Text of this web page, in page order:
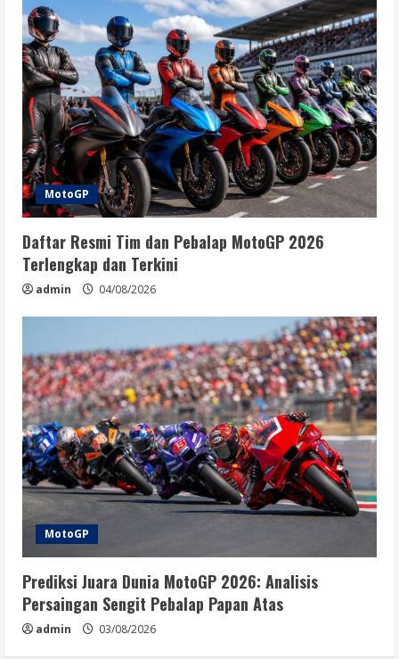
MotoGP
Daftar Resmi Tim dan Pebalap MotoGP 2026
Terlengkap dan Terkini
admin 04/08/2026
MotoGP
Prediksi Juara Dunia MotoGP 2026: Analisis
Persaingan Sengit Pebalap Papan Atas
admin 03/08/2026